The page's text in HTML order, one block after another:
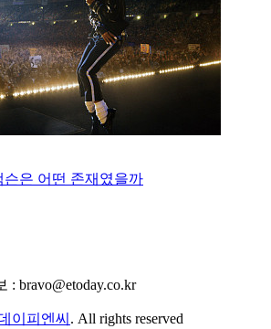
슨은 어떤 존재였을까
: bravo@etoday.co.kr
이피엔씨 . All rights reserved